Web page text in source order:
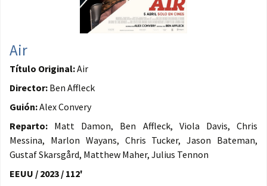
Air
Título Original:Air
Director: Ben Affleck
Guión:Alex Convery
Reparto: Matt Damon, Ben Affleck, Viola Davis, Chris
Messina, Marlon Wayans, Chris Tucker, Jason Bateman,
Gustaf Skarsgård, Matthew Maher, Julius Tennon
EEUU / 2023 / 112'